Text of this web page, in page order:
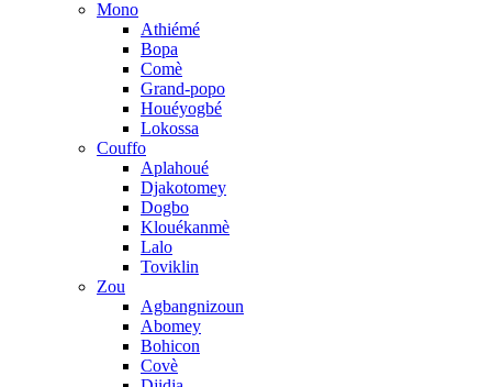
Mono
Athiémé
Bopa
Comè
Grand-popo
Houéyogbé
Lokossa
Couffo
Aplahoué
Djakotomey
Dogbo
Klouékanmè
Lalo
Toviklin
Zou
Agbangnizoun
Abomey
Bohicon
Covè